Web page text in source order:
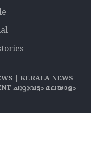
| KERALA NEWS |
ചുറ്റുവട്ടം മലയാളം